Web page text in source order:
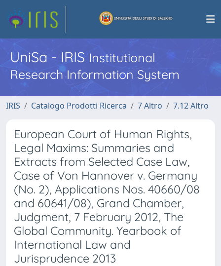
UniSa - IRISInstitutional
Research Information System
IRIS Catalogo Prodotti Ricerca 7 Altro 7.12 Altro
European Court of Human Rights,
Legal Maxims: Summaries and
Extracts from Selected Case Law,
Case of Von Hannover v. Germany
(No. 2), Applications Nos. 40660/08
and 60641/08), Grand Chamber,
Judgment, 7 February 2012, The
Global Community. Yearbook of
International Law and
Jurisprudence 2013